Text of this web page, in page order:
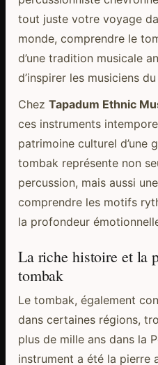
tout juste votre voyage
monde, comprendre le
d’une tradition musicale
d’inspirer les musiciens
Chez Tapadum Ethnic
ces instruments
patrimoine culturel d’une
tombak représente non
percussion, mais aussi
comprendre les motifs
la profondeur
La riche histoire et la
tombak
Le tombak, également
dans certaines régions,
plus de mille ans dans la
instrument a été la pierre